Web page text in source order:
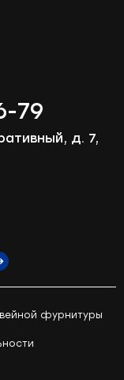
79
д. 7,
фурнитуры